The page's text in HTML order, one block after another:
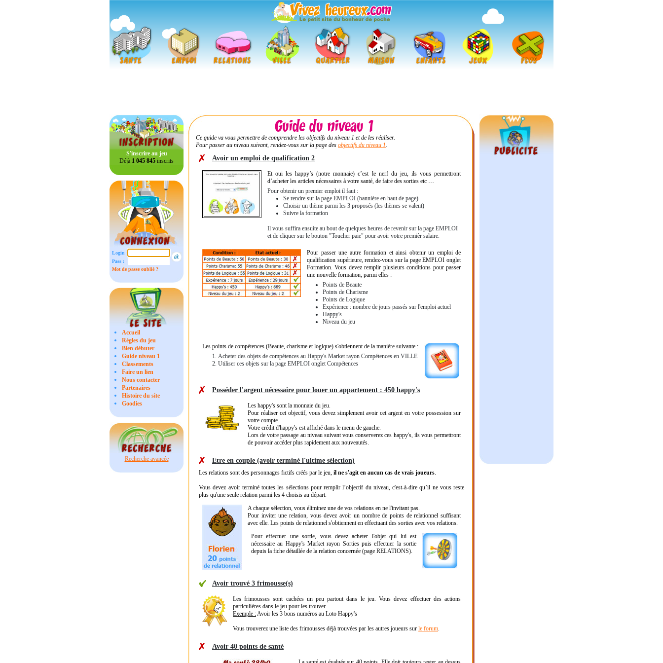
S'inscrire au jeu
Déjà 1 045 845 inscrits
Login :
Pass :
Mot de passe oublié ?
Accueil
Règles du jeu
Bien débuter
Guide niveau 1
Classements
Faire un lien
Nous contacter
Partenaires
Histoire du site
Goodies
Recherche avancée
Ce guide va vous permettre de comprendre les objectifs du niveau 1 et de les réaliser.
Pour passer au niveau suivant, rendez-vous sur la page des objectifs du niveau 1.
Avoir un emploi de qualification 2
Et oui les happy’s (notre monnaie) c’est le nerf du jeu, ils vous permettront
d’acheter les articles nécessaires à votre santé, de faire des sorties etc …
Pour obtenir un premier emploi il faut :
Se rendre sur la page EMPLOI (bannière en haut de page)
Choisir un thème parmi les 3 proposés (les thèmes se valent)
Suivre la formation
Il vous suffira ensuite au bout de quelques heures de revenir sur la page EMPLOI
et de cliquer sur le bouton "Toucher paie" pour avoir votre premièr salaire.
Pour passer une autre formation et ainsi obtenir un emploi de
qualification supérieure, rendez-vous sur la page EMPLOI onglet
Formation. Vous devez remplir plusieurs conditions pour passer
une nouvelle formation, parmi elles :
Points de Beaute
Points de Charisme
Points de Logique
Expérience : nombre de jours passés sur l'emploi actuel
Happy's
Niveau du jeu
Les points de compétences (Beaute, charisme et logique) s'obtiennent de la manière suivante :
Acheter des objets de compétences au Happy's Market rayon Compétences en VILLE
Utiliser ces objets sur la page EMPLOI onglet Compétences
Posséder l'argent nécessaire pour louer un appartement : 450 happy's
Les happy's sont la monnaie du jeu.
Pour réaliser cet objectif, vous devez simplement avoir cet argent en votre possession sur
votre compte.
Votre crédit d'happy's est affiché dans le menu de gauche.
Lors de votre passage au niveau suivant vous conserverez ces happy's, ils vous permettront
de pouvoir accéder plus rapidement aux nouveautés.
Etre en couple (avoir terminé l'ultime sélection)
Les relations sont des personnages fictifs créés par le jeu, il ne s'agit en aucun cas de vrais joueurs.
Vous devez avoir terminé toutes les sélections pour remplir l’objectif du niveau, c'est-à-dire qu’il ne vous reste
plus qu'une seule relation parmi les 4 choisis au départ.
A chaque sélection, vous éliminez une de vos relations en ne l'invitant pas.
Pour inviter une relation, vous devez avoir un nombre de points de relationnel suffisant
avec elle. Les points de relationnel s'obtiennent en effectuant des sorties avec vos relations.
Pour effectuer une sortie, vous devez acheter l'objet qui lui est
nécessaire au Happy's Market rayon Sorties puis effectuer la sortie
depuis la fiche détaillée de la relation concernée (page RELATIONS).
Avoir trouvé 3 frimousse(s)
Les frimousses sont cachées un peu partout dans le jeu. Vous devez effectuer des actions
particulières dans le jeu pour les trouver.
Exemple :Avoir les 3 bons numéros au Loto Happy's
Vous trouverez une liste des frimousses déjà trouvées par les autres joueurs sur le forum.
Avoir 40 points de santé